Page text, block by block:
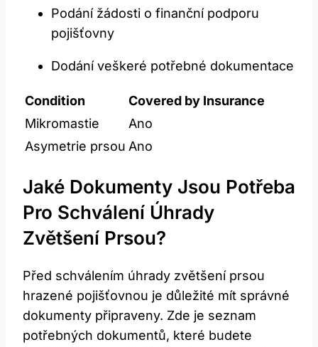
Podání žádosti o finanční podporu
pojišťovny
Dodání veškeré potřebné dokumentace
Condition
Covered by Insurance
Mikromastie
Ano
Asymetrie prsou Ano
Jaké Dokumenty Jsou Potřeba
Pro Schválení Úhrady
Zvětšení Prsou?
Před schválením úhrady zvětšení prsou
hrazené pojišťovnou je důležité mít správné
dokumenty připraveny. Zde je seznam
potřebných dokumentů, které budete